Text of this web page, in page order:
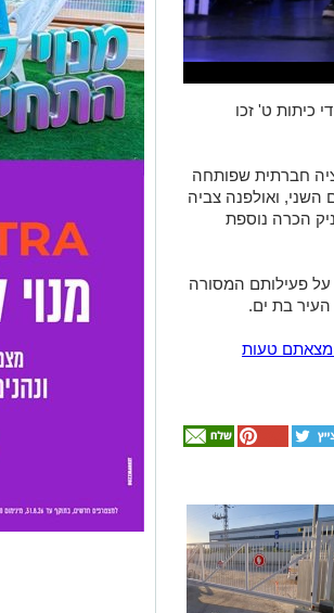
של תלמידי כיתות ט' זכו
חברתית שפותחה
השני, ואולפנה צביה
הכרה נוספת
על פעילותם המסורה
העיר בת ים.
מצאתם טעות